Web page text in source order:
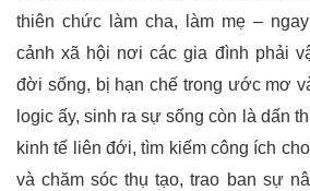
thiên chức làm cha, làm mẹ –
cảnh xã hội nơi các gia đình phải
đời sống, bị hạn chế trong ước mơ
logic ấy, sinh ra sự sống còn là dấn
kinh tế liên đới, tìm kiếm công ích
và chăm sóc thụ tạo, trao ban sự